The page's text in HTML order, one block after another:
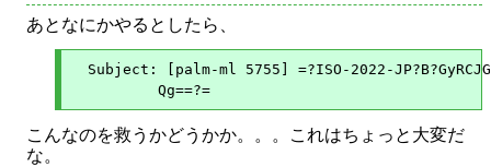
あとなにかやるとしたら、
Subject: [palm-ml 5755] =?ISO-2022-
こんなのを救うかどうかか。。。これはちょっと大変だ
な。